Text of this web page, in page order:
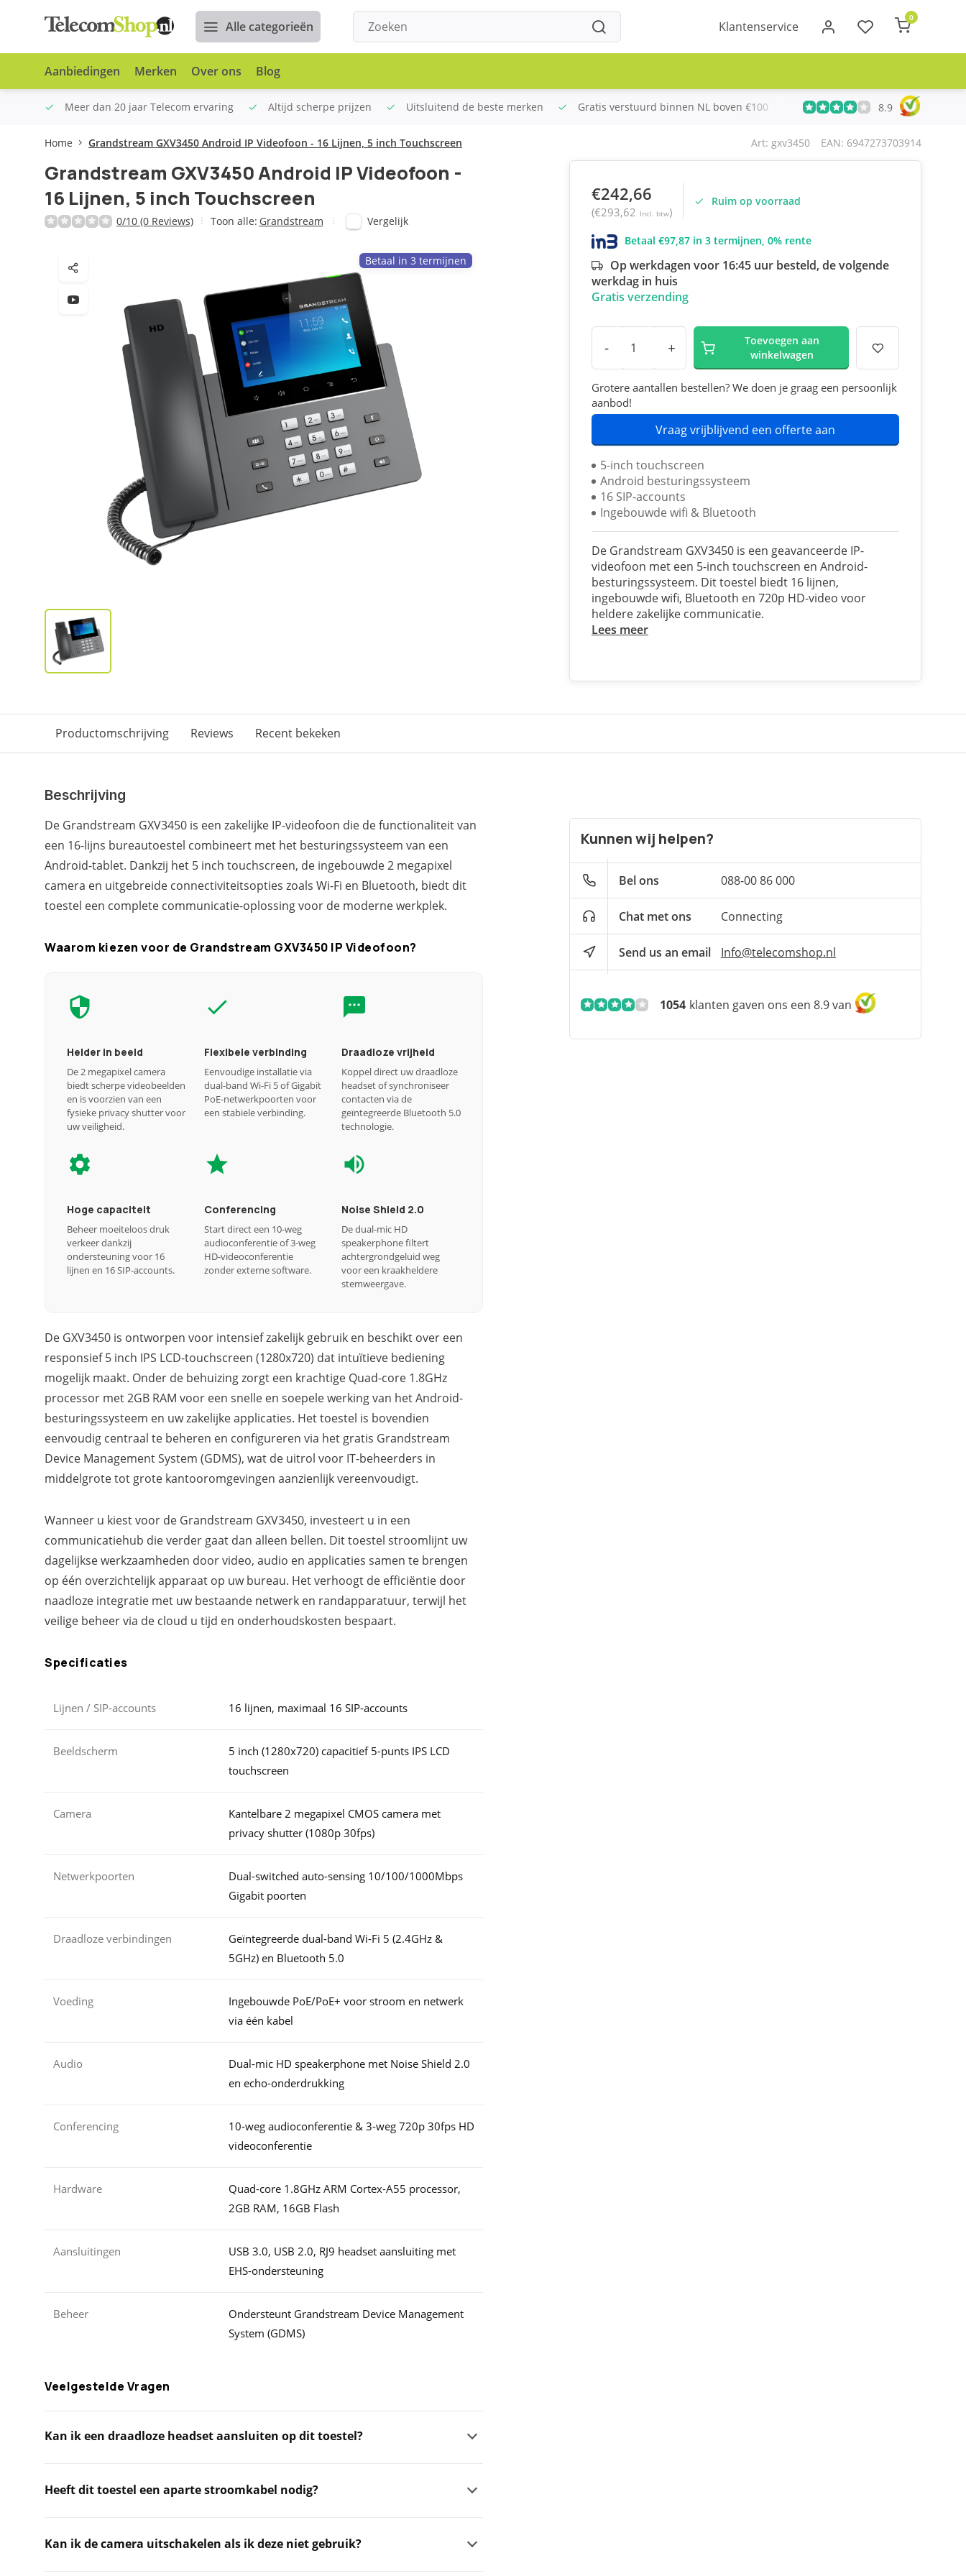
Alle categorieën Klantenservice
0
Aanbiedingen Merken Over ons Blog
Meer dan 20 jaar Telecom ervaring Altijd scherpe prijzen Uitsluitend de beste merken Gratis verstuurd binnen NL boven €100 Meer dan 20 jaar Telecom
8.9
Home Grandstream GXV3450 Android IP Videofoon - 16 Lijnen, 5 inch Touchscreen Art: gxv3450 EAN: 6947273703914
Grandstream GXV3450 Android IP Videofoon -
16 Lijnen, 5 inch Touchscreen
0/10 (0 Reviews) Toon alle: Grandstream Vergelijk
Betaal in 3 termijnen
€242,66
(€293,62 Incl. btw)
Ruim op voorraad
Betaal €97,87 in 3 termijnen, 0% rente
Op werkdagen voor 16:45 uur besteld, de volgende
werkdag in huis
Gratis verzending
- +
Toevoegen aan
winkelwagen
Grotere aantallen bestellen? We doen je graag een persoonlijk
aanbod!
Vraag vrijblijvend een offerte aan
5-inch touchscreen
Android besturingssysteem
16 SIP-accounts
Ingebouwde wifi & Bluetooth
De Grandstream GXV3450 is een geavanceerde IP-
videofoon met een 5-inch touchscreen en Android-
besturingssysteem. Dit toestel biedt 16 lijnen,
ingebouwde wifi, Bluetooth en 720p HD-video voor
heldere zakelijke communicatie.
Lees meer
Productomschrijving Reviews Recent bekeken
Beschrijving
De Grandstream GXV3450 is een zakelijke IP-videofoon die de functionaliteit van
een 16-lijns bureautoestel combineert met het besturingssysteem van een
Android-tablet. Dankzij het 5 inch touchscreen, de ingebouwde 2 megapixel
camera en uitgebreide connectiviteitsopties zoals Wi-Fi en Bluetooth, biedt dit
toestel een complete communicatie-oplossing voor de moderne werkplek.
Waarom kiezen voor de Grandstream GXV3450 IP Videofoon?
Helder in beeld
De 2 megapixel camera
biedt scherpe videobeelden
en is voorzien van een
fysieke privacy shutter voor
uw veiligheid.
Flexibele verbinding
Eenvoudige installatie via
dual-band Wi-Fi 5 of Gigabit
PoE-netwerkpoorten voor
een stabiele verbinding.
Draadloze vrijheid
Koppel direct uw draadloze
headset of synchroniseer
contacten via de
geïntegreerde Bluetooth 5.0
technologie.
Hoge capaciteit
Beheer moeiteloos druk
verkeer dankzij
ondersteuning voor 16
lijnen en 16 SIP-accounts.
Conferencing
Start direct een 10-weg
audioconferentie of 3-weg
HD-videoconferentie
zonder externe software.
Noise Shield 2.0
De dual-mic HD
speakerphone filtert
achtergrondgeluid weg
voor een kraakheldere
stemweergave.
De GXV3450 is ontworpen voor intensief zakelijk gebruik en beschikt over een
responsief 5 inch IPS LCD-touchscreen (1280x720) dat intuïtieve bediening
mogelijk maakt. Onder de behuizing zorgt een krachtige Quad-core 1.8GHz
processor met 2GB RAM voor een snelle en soepele werking van het Android-
besturingssysteem en uw zakelijke applicaties. Het toestel is bovendien
eenvoudig centraal te beheren en configureren via het gratis Grandstream
Device Management System (GDMS), wat de uitrol voor IT-beheerders in
middelgrote tot grote kantooromgevingen aanzienlijk vereenvoudigt.
Wanneer u kiest voor de Grandstream GXV3450, investeert u in een
communicatiehub die verder gaat dan alleen bellen. Dit toestel stroomlijnt uw
dagelijkse werkzaamheden door video, audio en applicaties samen te brengen
op één overzichtelijk apparaat op uw bureau. Het verhoogt de efficiëntie door
naadloze integratie met uw bestaande netwerk en randapparatuur, terwijl het
veilige beheer via de cloud u tijd en onderhoudskosten bespaart.
Specificaties
Lijnen / SIP-accounts 16 lijnen, maximaal 16 SIP-accounts
Beeldscherm
5 inch (1280x720) capacitief 5-punts IPS LCD
touchscreen
Camera
Kantelbare 2 megapixel CMOS camera met
privacy shutter (1080p 30fps)
Netwerkpoorten
Dual-switched auto-sensing 10/100/1000Mbps
Gigabit poorten
Draadloze verbindingen
Geïntegreerde dual-band Wi-Fi 5 (2.4GHz &
5GHz) en Bluetooth 5.0
Voeding
Ingebouwde PoE/PoE+ voor stroom en netwerk
via één kabel
Audio
Dual-mic HD speakerphone met Noise Shield 2.0
en echo-onderdrukking
Conferencing
10-weg audioconferentie & 3-weg 720p 30fps HD
videoconferentie
Hardware
Quad-core 1.8GHz ARM Cortex-A55 processor,
2GB RAM, 16GB Flash
Aansluitingen
USB 3.0, USB 2.0, RJ9 headset aansluiting met
EHS-ondersteuning
Beheer
Ondersteunt Grandstream Device Management
System (GDMS)
Veelgestelde Vragen
Kan ik een draadloze headset aansluiten op dit toestel?
Heeft dit toestel een aparte stroomkabel nodig?
Kan ik de camera uitschakelen als ik deze niet gebruik?
Kunnen wij helpen?
Bel ons 088-00 86 000
Chat met ons Connecting
Send us an email Info@telecomshop.nl
1054 klanten gaven ons een 8.9 van